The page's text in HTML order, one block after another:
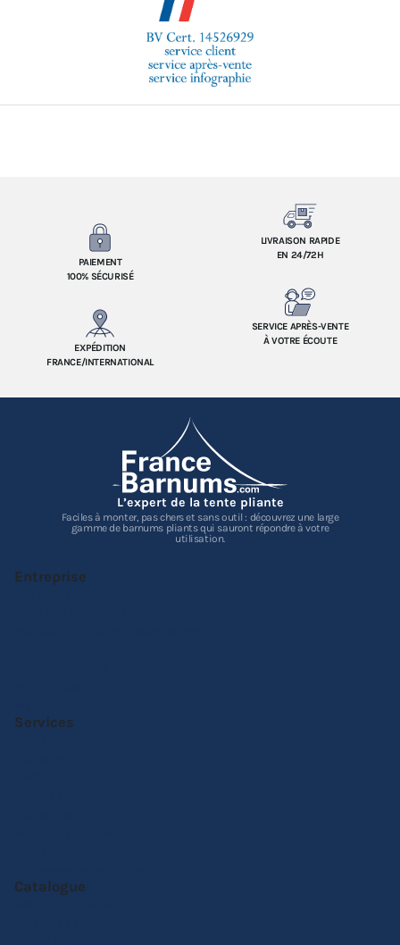
PAIEMENT
100% SÉCURISÉ
LIVRAISON RAPIDE
EN 24/72H
EXPÉDITION
FRANCE/INTERNATIONAL
SERVICE APRÈS-VENTE
À VOTRE ÉCOUTE
L’expert de la tente pliante
Faciles à monter, pas chers et sans outil : découvrez une large
gamme de barnums pliants qui sauront répondre à votre
utilisation.
Entreprise
Services
Catalogue